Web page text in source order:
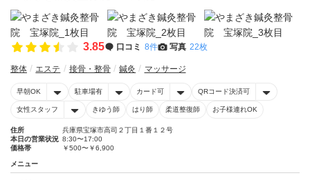
3.85 口コミ 8件 写真 22枚
整体 エステ 接骨・整骨 鍼灸 マッサージ
早朝OK 駐車場有 カード可 QRコード決済可
女性スタッフ きゆう師 はり師 柔道整復師 お子様連れOK
住所
兵庫県宝塚市高司２丁目１番１２号
本日の営業状況 8:30〜17:00
価格帯
￥500〜￥6,900
メニュー